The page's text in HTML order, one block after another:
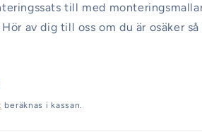
till med
av dig till oss om du är osäker
beräknas i kassan.